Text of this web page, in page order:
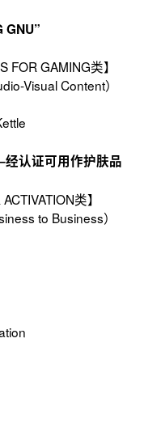
GNU”
FOR GAMING类】
Visual Content）
认证可用作护肤品
类】
to Business）